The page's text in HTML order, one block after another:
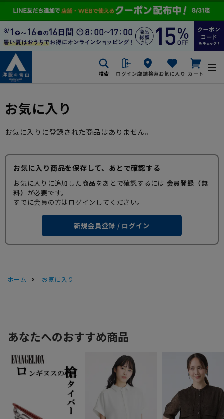
検索 ログイン店舗検索お気に入り カート
お気に入り
お気に入りに登録された商品はありません。
お気に入り商品を保存して、あとで確認する
お気に入りに追加した商品をあとで確認するには 会員登録（無
料） が必要です。
すでに会員の方はログインしてください。
新規会員登録 / ログイン
ホーム お気に入り